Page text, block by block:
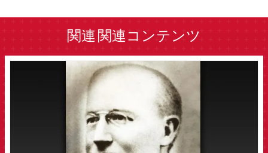
関連 関連コンテンツ
FCB Barcelona badge